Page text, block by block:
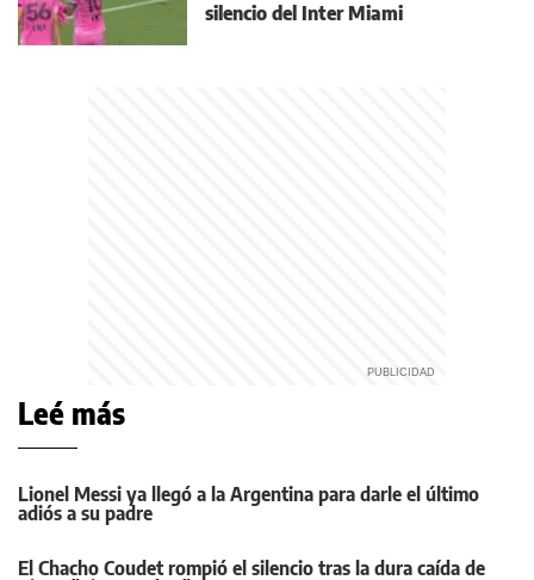
silencio del Inter Miami
Leé más
Lionel Messi ya llegó a la Argentina para darle el último
adiós a su padre
El Chacho Coudet rompió el silencio tras la dura caída de